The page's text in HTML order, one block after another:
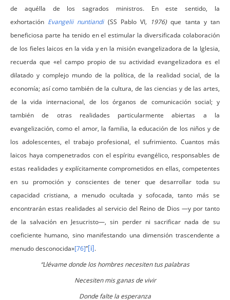
de aquélla de los sagrados ministros. En este sentido, la
exhortación Evangelii nuntiandi(SS Pablo VI, 1976)que tanta y tan
beneficiosa parte ha tenido en el estimular la diversificada colaboración
de los fieles laicos en la vida y en la misión evangelizadora de la Iglesia,
recuerda que «el campo propio de su actividad evangelizadora es el
dilatado y complejo mundo de la política, de la realidad social, de la
economía; así como también de la cultura, de las ciencias y de las artes,
de la vida internacional, de los órganos de comunicación social; y
también de otras realidades particularmente abiertas a la
evangelización, como el amor, la familia, la educación de los niños y de
los adolescentes, el trabajo profesional, el sufrimiento. Cuantos más
laicos haya compenetrados con el espíritu evangélico, responsables de
estas realidades y explícitamente comprometidos en ellas, competentes
en su promoción y conscientes de tener que desarrollar toda su
capacidad cristiana, a menudo ocultada y sofocada, tanto más se
encontrarán estas realidades al servicio del Reino de Dios —y por tanto
de la salvación en Jesucristo—, sin perder ni sacrificar nada de su
coeficiente humano, sino manifestando una dimensión trascendente a
menudo desconocida»[76]” [i] .
“Llévame donde los hombres necesiten tus palabras
Necesiten mis ganas de vivir
Donde falte la esperanza